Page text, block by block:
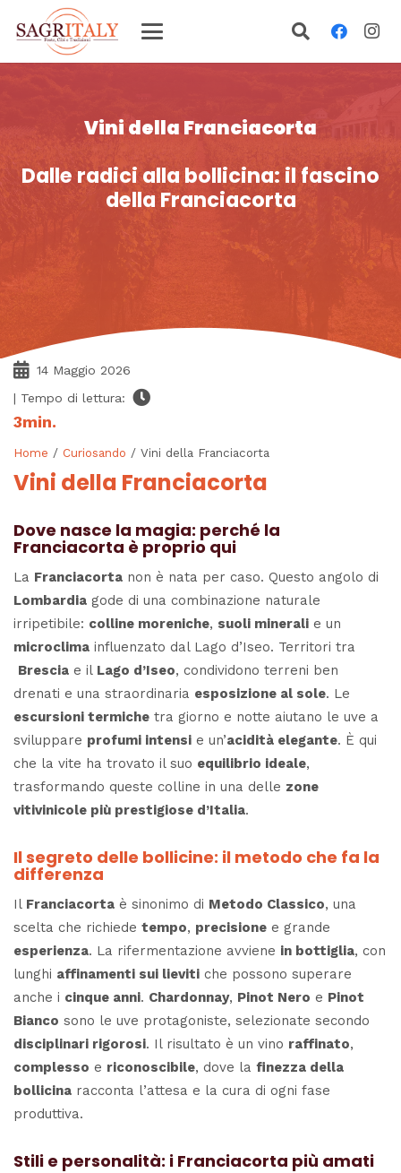
Vini della Franciacorta
Dalle radici alla bollicina: il fascino
della Franciacorta
14 Maggio 2026
| Tempo di lettura:
3min.
Home / Curiosando / Vini della Franciacorta
Vini della Franciacorta
Dove nasce la magia: perché la
Franciacorta è proprio qui
La Franciacorta non è nata per caso. Questo angolo di
Lombardia gode di una combinazione naturale
irripetibile: colline moreniche, suoli minerali e un
microclima influenzato dal Lago d’Iseo. Territori tra
Brescia e il Lago d’Iseo, condividono terreni ben
drenati e una straordinaria esposizione al sole. Le
escursioni termiche tra giorno e notte aiutano le uve a
sviluppare profumi intensi e un’acidità elegante. È qui
che la vite ha trovato il suo equilibrio ideale,
trasformando queste colline in una delle zone
vitivinicole più prestigiose d’Italia.
Il segreto delle bollicine: il metodo che fa la
differenza
Il Franciacorta è sinonimo di Metodo Classico, una
scelta che richiede tempo, precisione e grande
esperienza. La rifermentazione avviene in bottiglia, con
lunghi affinamenti sui lieviti che possono superare
anche i cinque anni. Chardonnay, Pinot Nero e Pinot
Bianco sono le uve protagoniste, selezionate secondo
disciplinari rigorosi. Il risultato è un vino raffinato,
complesso e riconoscibile, dove la finezza della
bollicina racconta l’attesa e la cura di ogni fase
produttiva.
Stili e personalità: i Franciacorta più amati